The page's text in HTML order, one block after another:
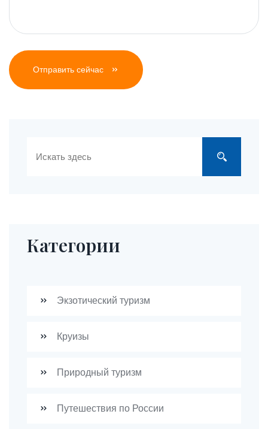
Отправить сейчас
Категории
Экзотический туризм
Круизы
Природный туризм
Путешествия по России